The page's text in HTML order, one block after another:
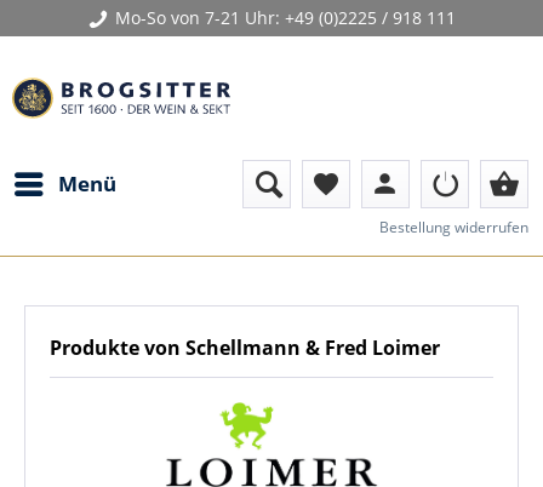
Mo-So von 7-21 Uhr: +49 (0)2225 / 918 111
Menü favorite person shopping_basket
Bestellung widerrufen
Produkte von Schellmann & Fred Loimer